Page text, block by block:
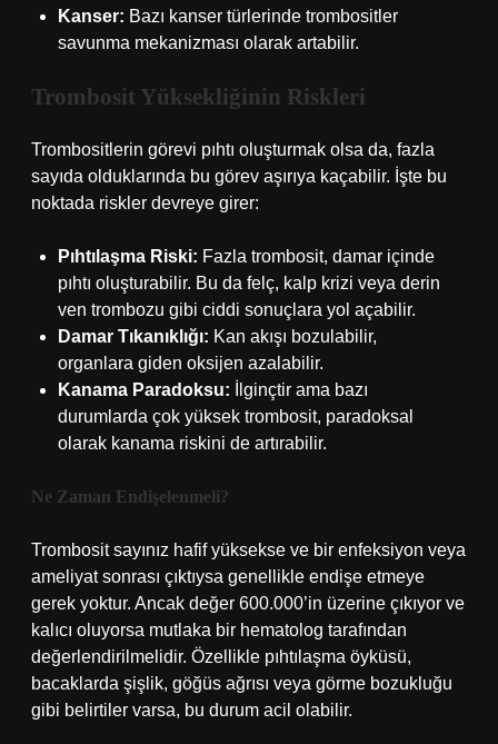
Kanser: Bazı kanser türlerinde trombositler
savunma mekanizması olarak artabilir.
Trombosit Yüksekliğinin Riskleri
Trombositlerin görevi pıhtı oluşturmak olsa da, fazla
sayıda olduklarında bu görev aşırıya kaçabilir. İşte bu
noktada riskler devreye girer:
Pıhtılaşma Riski: Fazla trombosit, damar içinde
pıhtı oluşturabilir. Bu da felç, kalp krizi veya derin
ven trombozu gibi ciddi sonuçlara yol açabilir.
Damar Tıkanıklığı: Kan akışı bozulabilir,
organlara giden oksijen azalabilir.
Kanama Paradoksu: İlginçtir ama bazı
durumlarda çok yüksek trombosit, paradoksal
olarak kanama riskini de artırabilir.
Ne Zaman Endişelenmeli?
Trombosit sayınız hafif yüksekse ve bir enfeksiyon veya
ameliyat sonrası çıktıysa genellikle endişe etmeye
gerek yoktur. Ancak değer 600.000’in üzerine çıkıyor ve
kalıcı oluyorsa mutlaka bir hematolog tarafından
değerlendirilmelidir. Özellikle pıhtılaşma öyküsü,
bacaklarda şişlik, göğüs ağrısı veya görme bozukluğu
gibi belirtiler varsa, bu durum acil olabilir.